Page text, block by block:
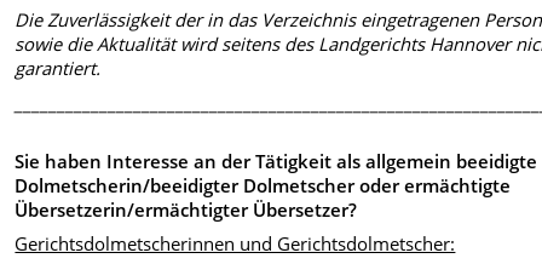
Die Zuverlässigkeit der in das Verzeichnis eingetragenen
sowie die Aktualität wird seitens des Landgerichts Hannover
garantiert.
Sie haben Interesse an der Tätigkeit als allgemein beeidigte
Dolmetscherin/beeidigter Dolmetscher oder ermächtigte
Übersetzerin/ermächtigter Übersetzer?
Gerichtsdolmetscherinnen und Gerichtsdolmetscher: